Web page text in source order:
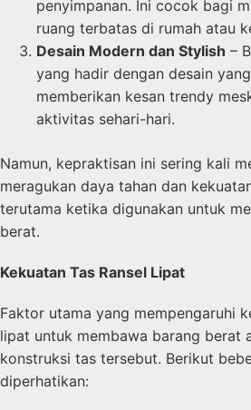
penyimpanan. Ini cocok bagi
ruang terbatas di rumah atau
Desain Modern dan Stylish –
yang hadir dengan desain
memberikan kesan trendy
aktivitas sehari-hari.
Namun, kepraktisan ini sering kali
meragukan daya tahan dan
terutama ketika digunakan untuk
berat.
Kekuatan Tas Ransel Lipat
Faktor utama yang mempengaruhi
lipat untuk membawa barang berat
konstruksi tas tersebut. Berikut
diperhatikan: